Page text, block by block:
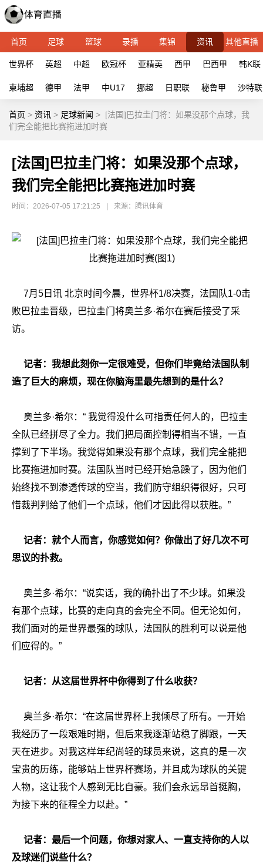
首页 足球 篮球 录播 集锦 资讯 其他直播
世界杯 英超 中超 欧冠杯 亚精英 西甲 巴西甲 韩K联
柬埔超 德甲 法甲 中U17 挪超 日职联 秘鲁甲 沙特联
首页 > 资讯 > 足球新闻 > [法国]巴拉圭门将：如果没那个点球，我
们完全能把比赛拖进加时赛
[法国]巴拉圭门将：如果没那个点球，
我们完全能把比赛拖进加时赛
时间：2026-07-05 17:21:25 来源：腾讯体育
7月5日讯 北京时间今晨，世界杯1/8决赛，法国队1-0击
败巴拉圭晋级，巴拉圭门将奥兰多·希尔在赛后接受了采
访。
记者：我想此刻你一定很难受，但你们毕竟给法国队制
造了巨大的麻烦，现在你脑海里最先想到的是什么？
奥兰多·希尔：“ 我觉得没什么可指责任何人的，巴拉圭
全队已经拼尽了全力。我们把局面控制得相当不错，一直
撑到了下半场。我觉得如果没有那个点球，我们完全能把
比赛拖进加时赛。法国队当时已经开始急躁了，因为他们
始终找不到渗透传球的空当，我们防守组织得很好，只可
惜裁判判给了他们一个点球，他们才因此得以获胜。”
记者：就个人而言，你感觉如何？你做出了好几次不可
思议的扑救。
奥兰多·希尔：“说实话，我的确扑出了不少球。如果没
有那个点球，比赛的走向真的会完全不同。但无论如何，
我们面对的是世界最强的球队，法国队的胜利可以说是他
们应得的。”
记者：从这届世界杯中你得到了什么收获？
奥兰多·希尔：“在这届世界杯上我倾尽了所有。一开始
我经历了一段艰难时期，但后来我逐渐站稳了脚跟，一天
天在进步。对我这样年纪尚轻的球员来说，这真的是一次
宝贵的历练，能够站上世界杯赛场，并且成为球队的关键
人物，这让我个人感到无比自豪。我们会永远昂首挺胸，
为接下来的征程全力以赴。”
记者：最后一个问题，你想对家人、一直支持你的人以
及球迷们说些什么？